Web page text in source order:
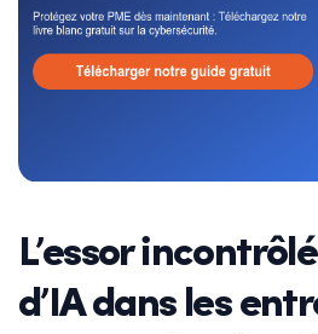
L’essor
d’IA dans les